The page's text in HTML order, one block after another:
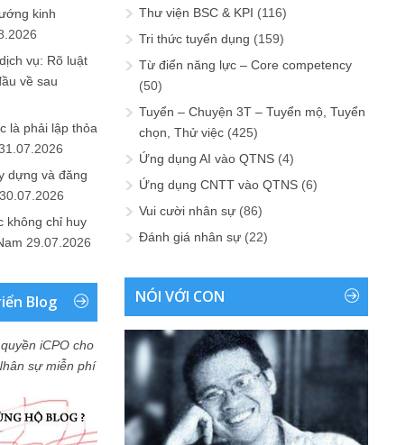
kinh
vụ: Rõ luật
về sau
là phải lập thỏa
dựng và đăng
30.07.2026
không chỉ huy
29.07.2026
Blog
iCPO cho
sự miễn phí
Thư viện BSC & KPI (116)
Tri thức tuyển dụng (159)
Từ điển năng lực – Core competency
(50)
Tuyển – Chuyện 3T – Tuyển mộ, Tuyển
chọn, Thử việc (425)
Ứng dụng AI vào QTNS (4)
Ứng dụng CNTT vào QTNS (6)
Vui cười nhân sự (86)
Đánh giá nhân sự (22)
NÓI VỚI CON